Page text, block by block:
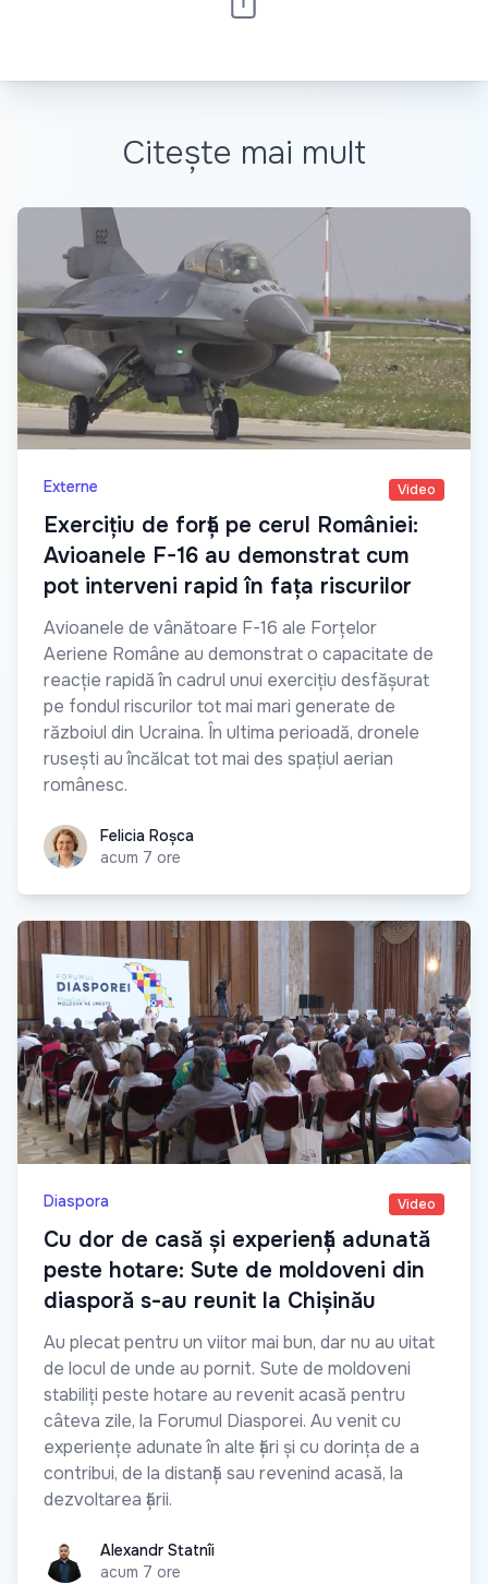
Citește mai mult
Externe Video
Exercițiu de forță pe cerul României:
Avioanele F-16 au demonstrat cum
pot interveni rapid în fața riscurilor
Avioanele de vânătoare F-16 ale Forțelor
Aeriene Române au demonstrat o capacitate de
reacție rapidă în cadrul unui exercițiu desfășurat
pe fondul riscurilor tot mai mari generate de
războiul din Ucraina. În ultima perioadă, dronele
rusești au încălcat tot mai des spațiul aerian
românesc.
Felicia RoșcaFelicia Roșca
acum 7 ore
Diaspora Video
Cu dor de casă și experiență adunată
peste hotare: Sute de moldoveni din
diasporă s-au reunit la Chișinău
Au plecat pentru un viitor mai bun, dar nu au uitat
de locul de unde au pornit. Sute de moldoveni
stabiliți peste hotare au revenit acasă pentru
câteva zile, la Forumul Diasporei. Au venit cu
experiențe adunate în alte țări și cu dorința de a
contribui, de la distanță sau revenind acasă, la
dezvoltarea țării.
Alexandr Statnîi
Alexandr Statnîi
acum 7 ore